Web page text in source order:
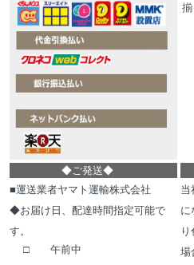
揃
◆ご発送◆
■運送業者ヤマト運輸株式会社
◆お届け日、配達時間指定可能で
す。
□ 午前中
当
に
場